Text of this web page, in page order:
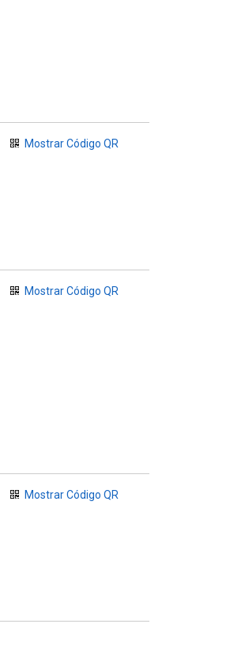
Mostrar Código QR
Mostrar Código QR
Mostrar Código QR